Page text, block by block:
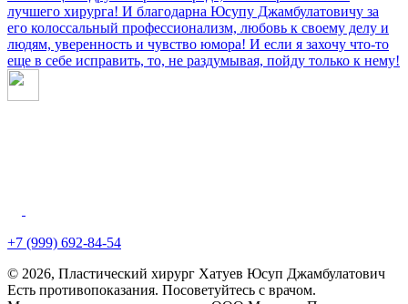
лучшего хирурга! И благодарна Юсупу Джамбулатовичу за
его колоссальный профессионализм, любовь к своему делу и
людям, уверенность и чувство юмора! И если я захочу что-то
еще в себе исправить, то, не раздумывая, пойду только к нему!
+7 (999) 692-84-54
© 2026, Пластический хирург Хатуев Юсуп Джамбулатович
Есть противопоказания. Посоветуйтесь с врачом.